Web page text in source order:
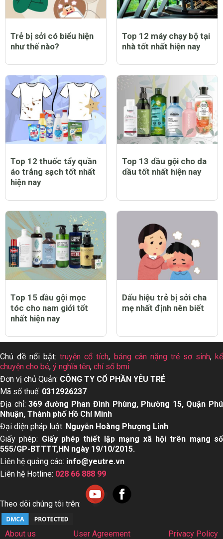
Trẻ bị sởi có biểu hiện
như thế nào?
Top 12 máy chạy bộ tại
nhà tốt nhất hiện nay
Top 12 thuốc tẩy quần
áo trắng sạch tốt nhất
hiện nay
Top 13 dầu gội cho da
dầu tốt nhất hiện nay
Top 15 dầu gội mọc
tóc cho nam giới tốt
nhất hiện nay
Dấu hiệu trẻ bị sởi cha
mẹ nhất định nên biết
Chủ đề nổi bật:truyện cổ tích, bảng cân nặng trẻ sơ sinh,kể
chuyện cho bé, ý nghĩa tên, chỉ số bmi
Đơn vị chủ Quản: CÔNG TY CỔ PHẦN YÊU TRẺ
Mã số thuế: 0312926237
Địa chỉ:369 đường Phan Đình Phùng, Phường 15, Quận Phú
Nhuận, Thành phố Hồ Chí Minh
Đại diện pháp luật: Nguyễn Hoàng Phượng Linh
Giấy phép: Giấy phép thiết lập mạng xã hội trên mạng số
555/GP-BTTTT,HN ngày 19/10/2015.
Liên hệ quảng cáo: info@yeutre.vn
Liên hệ Hotline: 028 66 888 99
Theo dõi chúng tôi trên:
About us User Agreement
Privacy Policy